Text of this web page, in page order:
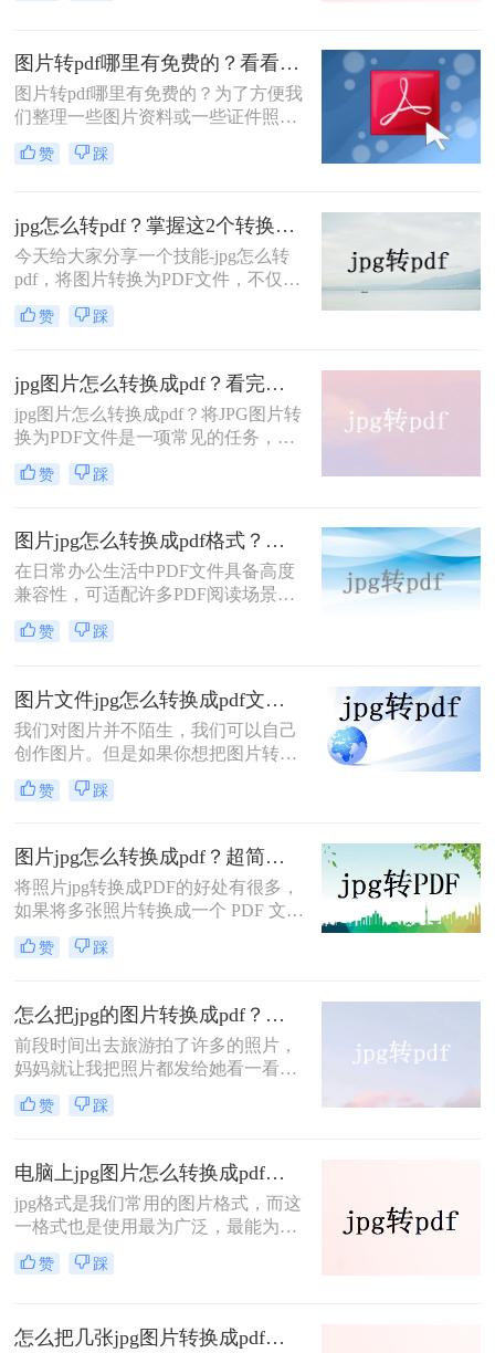
那么图片怎么转成pdf呢？下面这款软
件，大家可以先收藏一下。
图片转pdf哪里有免费的？看看这四个方法！
图片转pdf哪里有免费的？为了方便我
们整理一些图片资料或一些证件照图
片资料，我们通常会选择将图片转
PDF文档进行保存，这样一来更方便
赞 踩
jpg怎么转pdf？掌握这2个转换方法，轻松搞定！
今天给大家分享一个技能-jpg怎么转
pdf，将图片转换为PDF文件，不仅便
于存储，而且提高了文件的阅读效
果。在日常办公中，经常需要将图片
jpg转pdf。小编在这就给大家分享一
些方法。
赞 踩
jpg图片怎么转换成pdf？看完这三招你就学会了！
jpg图片怎么转换成pdf？将JPG图片转
换为PDF文件是一项常见的任务，很
多时候需要将文件整理起来进行传
输，PDF格式更加适合传送和查看。
像，并将多个图像组合成单个文件。
下面是三种将JPG转换为PDF的方
法。
赞 踩
图片jpg怎么转换成pdf格式？这个方法你一定要会用！
在日常办公生活中PDF文件具备高度
兼容性，可适配许多PDF阅读场景，
因此图片文件有时会被转换为PDF文
件，并应用于各种场景中。一方面，
一方面，它也可以节省存储空间。由
于PDF格式易于阅读且不易修改，而
且具有很好的兼容性和快速传输速
度，因此成为了许多用户首选的文件
格式之一。下面一起看看图片jpg怎么
转换成pdf格式吧。
赞 踩
图片文件jpg怎么转换成pdf文件？掌握这2个小技巧，一键批量转换！
我们对图片并不陌生，我们可以自己
创作图片。但是如果你想把图片转换
成PDF格式，我相信很多人都不知道
怎么做。别担心，这里有种完成图片
下面就来简单的教会大家，一起来看
看吧，看看是图片文件jpg怎么转换成
pdf文件的。
赞 踩
图片jpg怎么转换成pdf？超简单的一个方法！
将照片jpg转换成PDF的好处有很多，
如果将多张照片转换成一个 PDF 文件
可以节省空间，并且更加方便地进行
存储和管理。相比较于存储一堆单独
可以更加轻松地进行备份和分享，也
可以更加方便地浏览和查看。那么图
片jpg怎么转换成pdf？从而更加方便
地进行阅读和标注。下面小编交给大
家一个小技巧~
赞 踩
怎么把jpg的图片转换成pdf？这二个方法让你实现jpg转pdf
前段时间出去旅游拍了许多的照片，
妈妈就让我把照片都发给她看一看。
由于照片实在是太多了，我就想着把
这些照片都放到一个文档中，这样就
止误操作，我把文档转换成了PDF文
件，发给妈妈看了之后，她非常的高
兴。那么大家来学习一下这几个怎么
把jpg的图片转换成pdf的方法吧，以
后出去旅游了可以多拍几张照片分享
给自己的家人和朋友。
赞 踩
电脑上jpg图片怎么转换成pdf？分享二种最实用的方法
jpg格式是我们常用的图片格式，而这
一格式也是使用最为广泛，最能为某
些网站工具接受的格式。办公室里，
我们还会经常看到这种格式的图片，
经常会碰到需要转换格式的情况，有
赞 踩
怎么把几张jpg图片转换成pdf格式？快来get这2个好用的技巧